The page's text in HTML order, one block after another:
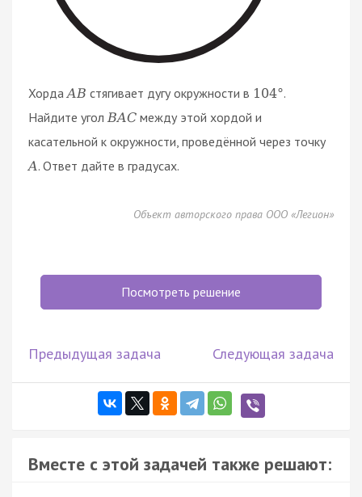
ХордаAB стягивает дугу окружности в 104°.
Найдите угол BAC между этой хордой и
касательной к окружности, проведённой через точку
A. Ответ дайте в градусах.
Объект авторского права ООО «Легион»
Посмотреть решение
Предыдущая задача Следующая задача
Вместе с этой задачей также решают: